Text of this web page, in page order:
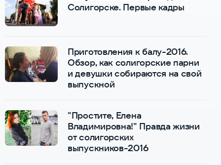
Солигорске. Первые кадры
Приготовления к балу-2016.
Обзор, как солигорские парни
и девушки собираются на свой
выпускной
"Простите, Елена
Владимировна!" Правда жизни
от солигорских
выпускников-2016